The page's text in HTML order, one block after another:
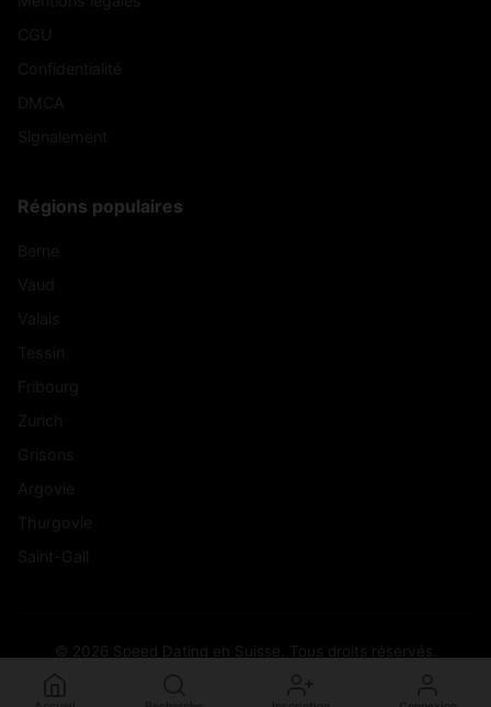
Régions populaires
© 2026 Speed Dating en Suisse. Tous droits réservés.